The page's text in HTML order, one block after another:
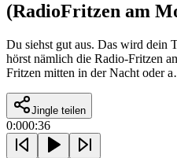
(RadioFritzen am
Du siehst gut aus. Das wird dein
hörst nämlich die Radio-Fritzen
Fritzen mitten in der Nacht oder
Jingle teilen
0:000:36